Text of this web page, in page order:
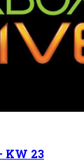
KW 23